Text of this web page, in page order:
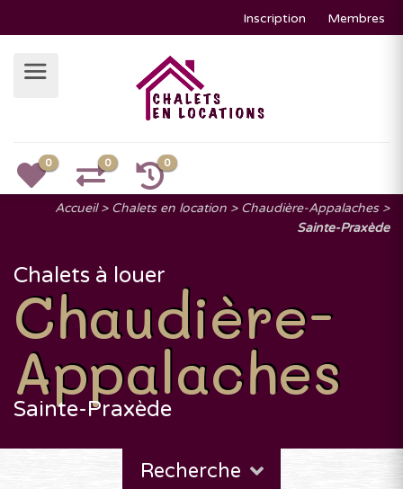
Inscription Membres
0 0 0
Accueil Chalets en location
Chaudière-Appalaches
Sainte-Praxède
Chalets à louer
Chaudière-
Appalaches
Sainte-Praxède
Recherche